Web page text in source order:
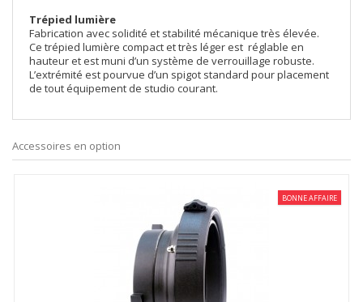
Trépied lumière
Fabrication avec solidité et stabilité mécanique très élevée.
Ce trépied lumière compact et très léger est réglable en
hauteur et est muni d’un système de verrouillage robuste.
L’extrémité est pourvue d’un spigot standard pour placement
de tout équipement de studio courant.
Accessoires en option
BONNE AFFAIRE